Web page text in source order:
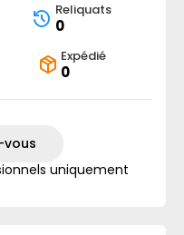
Reliquats
0
Expédié
0
vous
uniquement